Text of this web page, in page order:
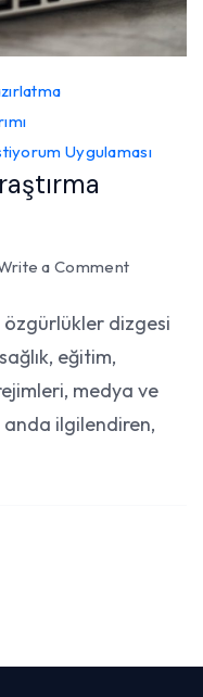
Uygulaması
a Commenton
Hakları
Araştırma
Makalesi
özgürlükler dizgesi
eğitim,
medya ve
ilgilendiren,